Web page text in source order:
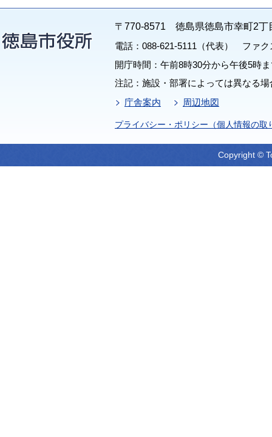
〒770-8571 徳島県徳島市幸町2丁
電話：088-621-5111（代表） ファク
開庁時間：午前8時30分から午後5時
注記：施設・部署によっては異なる
庁舎案内
周辺地図
プライバシー・ポリシー（個人情報の取
Copyright ©